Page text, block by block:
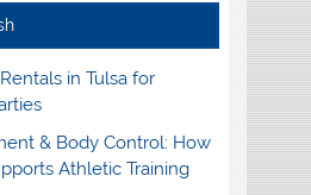
in Tulsa for
& Body Control: How
Athletic Training